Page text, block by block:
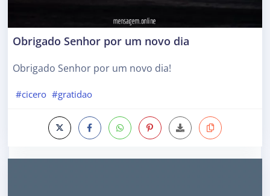
Obrigado Senhor por um novo dia
Obrigado Senhor por um novo dia!
#cicero #gratidao